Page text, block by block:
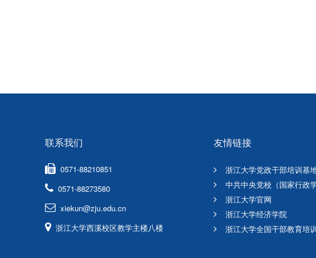
联系我们
0571-88210851
0571-88273580
xiekun@zju.edu.cn
浙江大学西溪校区教学主楼八楼
友情链接
浙江大学党政干部培训基
中共中央党校（国家行政学
浙江大学官网
浙江大学经济学院
浙江大学全国干部教育培